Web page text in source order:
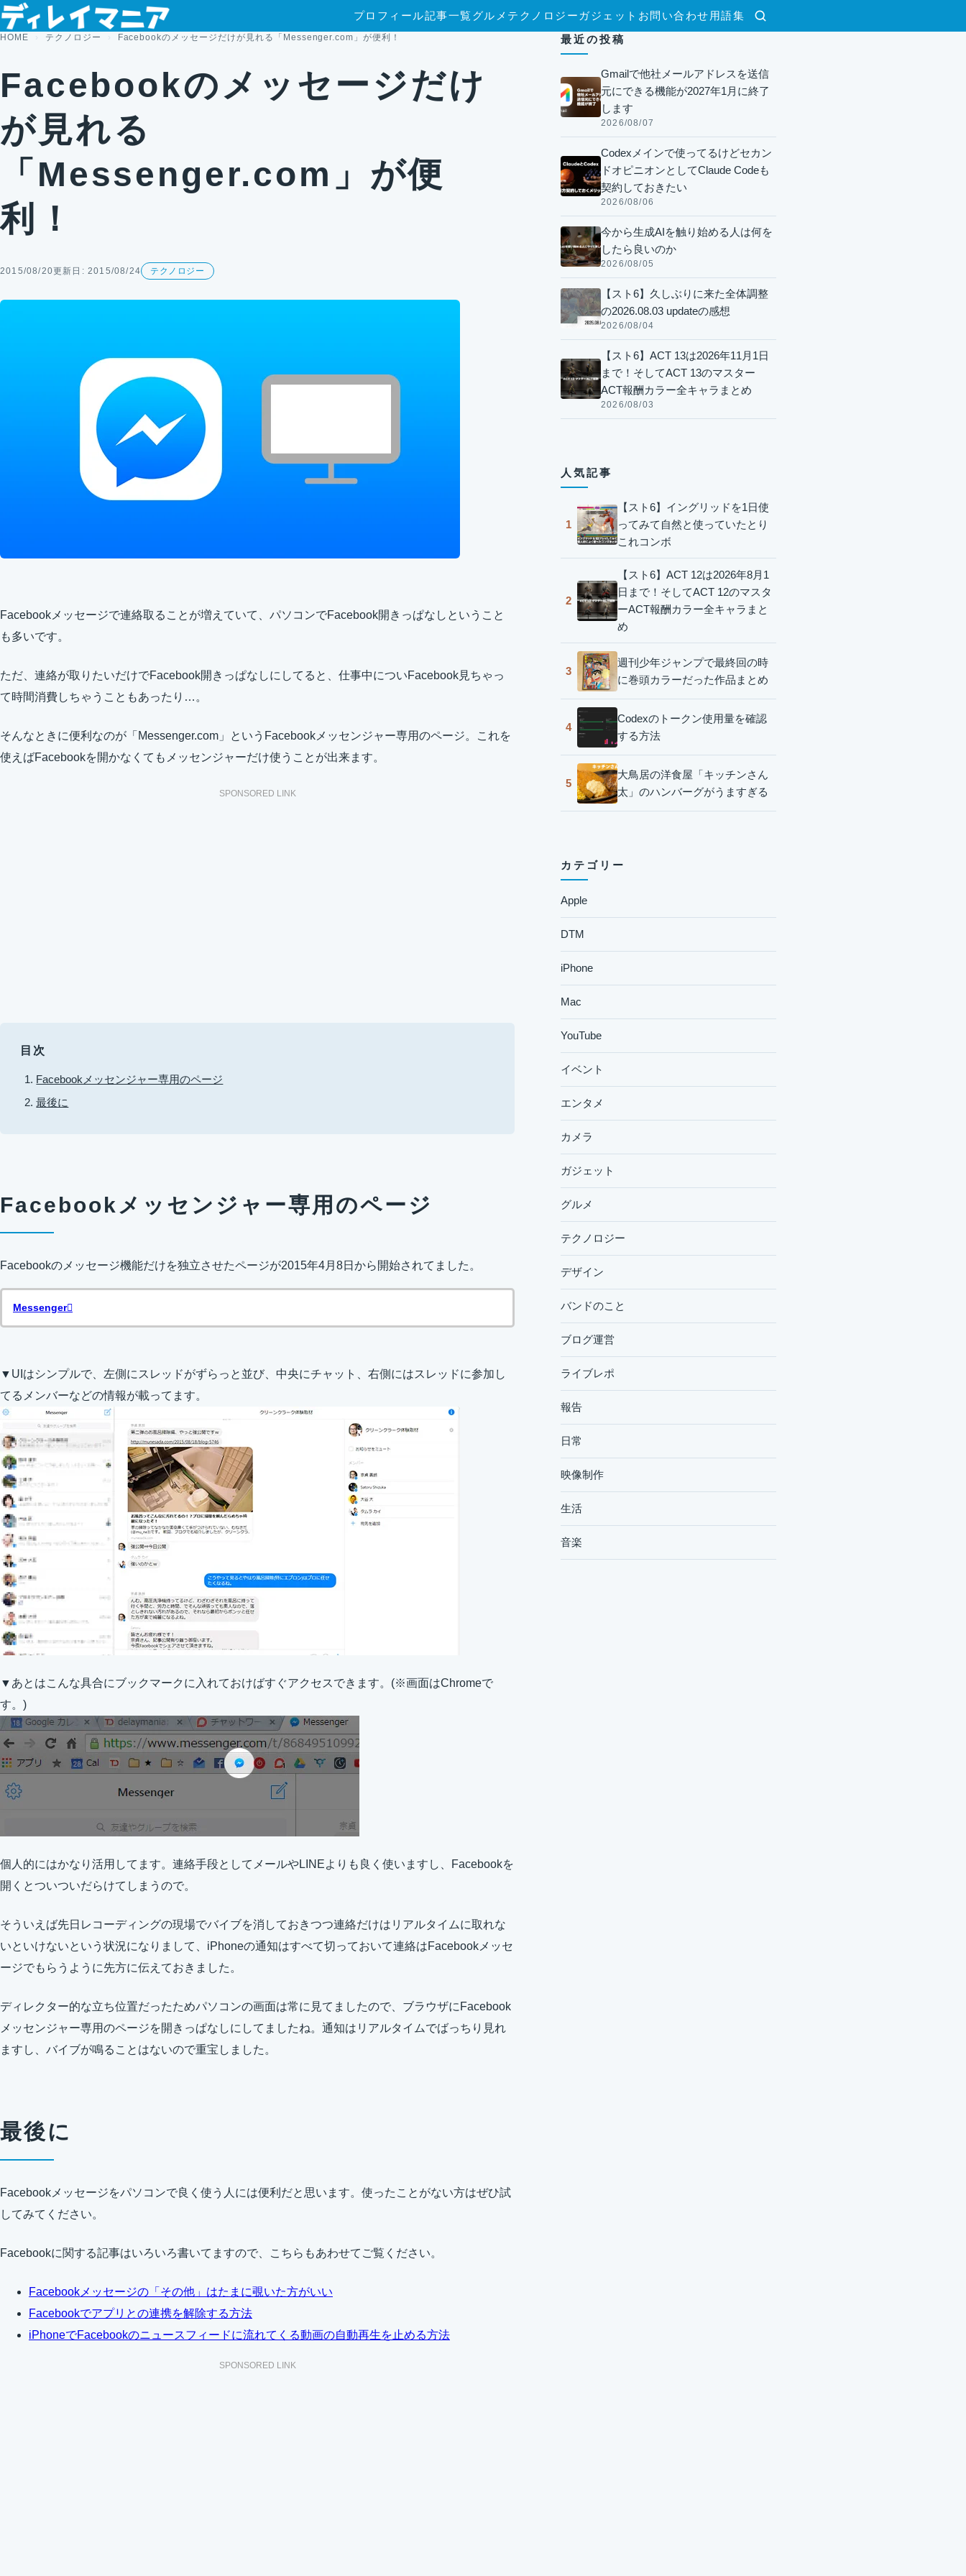
コンテンツへスキップ
検索
プロフィール記事一覧グルメ テクノロジー ガジェット お問い合わせ 用語集
HOME テクノロジー Facebookのメッセージだけが見れる「Messenger.com」が便利！
Facebookのメッセージだけ
が見れる
「Messenger.com」が便
利！
2015/08/20更新日: 2015/08/24 テクノロジー
Facebookメッセージで連絡取ることが増えていて、パソコンでFacebook開きっぱなしということ
も多いです。
ただ、連絡が取りたいだけでFacebook開きっぱなしにしてると、仕事中についFacebook見ちゃっ
て時間消費しちゃうこともあったり…。
そんなときに便利なのが「Messenger.com」というFacebookメッセンジャー専用のページ。これを
使えばFacebookを開かなくてもメッセンジャーだけ使うことが出来ます。
SPONSORED LINK
目次
Facebookメッセンジャー専用のページ
最後に
Facebookメッセンジャー専用のページ
Facebookのメッセージ機能だけを独立させたページが2015年4月8日 から開始されてました。
Messenger
▼UIはシンプルで、左側にスレッドがずらっと並び、中央にチャット、右側にはスレッドに参加し
てるメンバーなどの情報が載ってます。
▼あとはこんな具合にブックマークに入れておけばすぐアクセスできます。(※画面はChromeで
す。)
個人的にはかなり活用してます。連絡手段としてメールやLINEよりも良く使いますし、Facebookを
開くとついついだらけてしまうので。
そういえば先日レコーディングの現場でバイブを消しておきつつ連絡だけはリアルタイムに取れな
いといけないという状況になりまして、iPhoneの通知はすべて切っておいて連絡はFacebookメッセ
ージでもらうように先方に伝えておきました。
ディレクター的な立ち位置だったためパソコンの画面は常に見てましたので、ブラウザにFacebook
メッセンジャー専用のページを開きっぱなしにしてましたね。通知はリアルタイムでばっちり見れ
ますし、バイブが鳴ることはないので重宝しました。
最後に
Facebookメッセージをパソコンで良く使う人には便利だと思います。使ったことがない方はぜひ試
してみてください。
Facebookに関する記事はいろいろ書いてますので、こちらもあわせてご覧ください。
Facebookメッセージの「その他」はたまに覗いた方がいい
Facebookでアプリとの連携を解除する方法
iPhoneでFacebookのニュースフィードに流れてくる動画の自動再生を止める方法
SPONSORED LINK
最近の投稿
Gmailで他社メールアドレスを送信
元にできる機能が2027年1月に終了
します
2026/08/07
Codexメインで使ってるけどセカン
ドオピニオンとしてClaude Codeも
契約しておきたい
2026/08/06
今から生成AIを触り始める人は何を
したら良いのか
2026/08/05
【スト6】久しぶりに来た全体調整
の2026.08.03 updateの感想
2026/08/04
【スト6】ACT 13は2026年11月1日
まで！そしてACT 13のマスター
ACT報酬カラー全キャラまとめ
2026/08/03
人気記事
1
【スト6】イングリッドを1日使
ってみて自然と使っていたとり
これコンボ
2
【スト6】ACT 12は2026年8月1
日まで！そしてACT 12のマスタ
ーACT報酬カラー全キャラまと
め
3
週刊少年ジャンプで最終回の時
に巻頭カラーだった作品まとめ
4
Codexのトークン使用量を確認
する方法
5
大鳥居の洋食屋「キッチンさん
太」のハンバーグがうますぎる
カテゴリー
Apple
DTM
iPhone
Mac
YouTube
イベント
エンタメ
カメラ
ガジェット
グルメ
テクノロジー
デザイン
バンドのこと
ブログ運営
ライブレポ
報告
日常
映像制作
生活
音楽